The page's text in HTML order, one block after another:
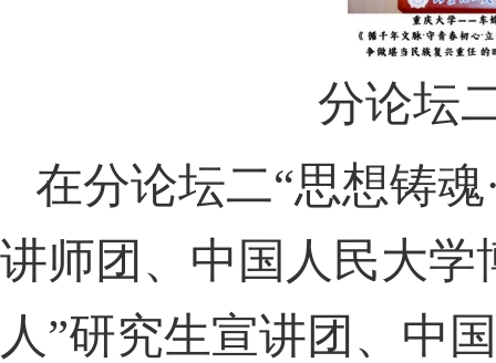
分论坛
在分论坛二“思想铸
讲师团、中国人民大学
人”研究生宣讲团、中